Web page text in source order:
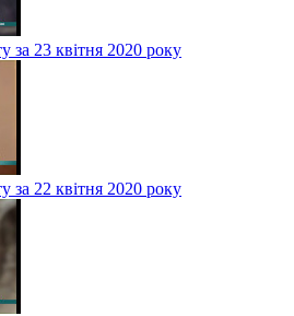
за 23 квітня 2020 року
за 22 квітня 2020 року